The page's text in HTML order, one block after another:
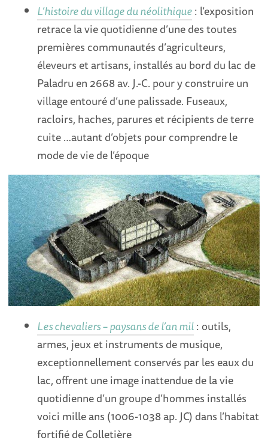
L’histoire du village du néolithique: l’exposition
retrace la vie quotidienne d’une des toutes
premières communautés d’agriculteurs,
éleveurs et artisans, installés au bord du lac de
Paladru en 2668 av. J.-C. pour y construire un
village entouré d’une palissade. Fuseaux,
racloirs, haches, parures et récipients de terre
cuite …autant d’objets pour comprendre le
mode de vie de l’époque
Les chevaliers – paysans de l’an mil: outils,
armes, jeux et instruments de musique,
exceptionnellement conservés par les eaux du
lac, offrent une image inattendue de la vie
quotidienne d’un groupe d’hommes installés
voici mille ans (1006-1038 ap. JC) dans l’habitat
fortifié de Colletière